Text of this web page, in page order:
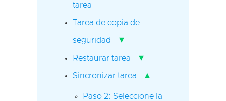
tarea
Tarea de copia de
seguridad ▾
Restaurar tarea ▾
Sincronizar tarea ▴
Paso 2: Seleccione la